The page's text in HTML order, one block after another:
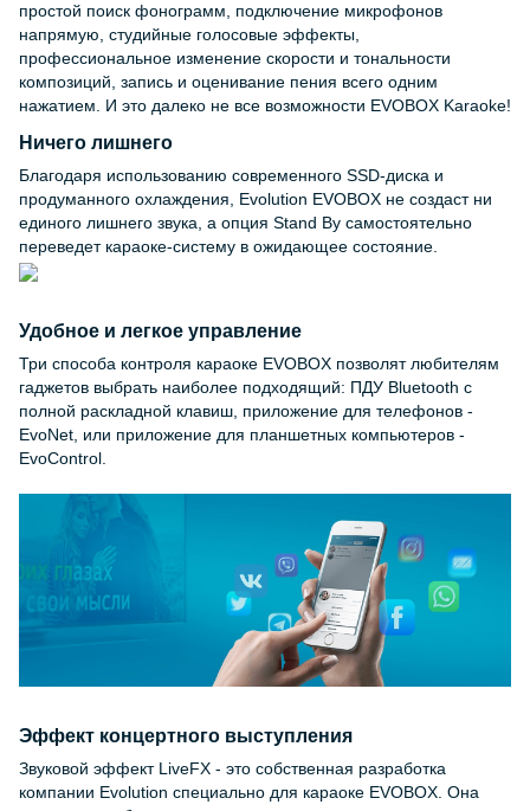
простой поиск фонограмм, подключение микрофонов
напрямую, студийные голосовые эффекты,
профессиональное изменение скорости и тональности
композиций, запись и оценивание пения всего одним
нажатием. И это далеко не все возможности EVOBOX Karaoke!
Ничего лишнего
Благодаря использованию современного SSD-диска и
продуманного охлаждения, Evolution EVOBOX не создаст ни
единого лишнего звука, а опция Stand By самостоятельно
переведет караоке-систему в ожидающее состояние.
Удобное и легкое управление
Три способа контроля караоке EVOBOX позволят любителям
гаджетов выбрать наиболее подходящий: ПДУ Bluetooth с
полной раскладной клавиш, приложение для телефонов -
EvoNet, или приложение для планшетных компьютеров -
EvoControl.
Эффект концертного выступления
Звуковой эффект LiveFX - это собственная разработка
компании Evolution специально для караоке EVOBOX. Она